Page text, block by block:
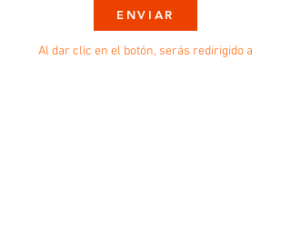
ENVIAR
Al dar clic en el botón, serás redirigido a